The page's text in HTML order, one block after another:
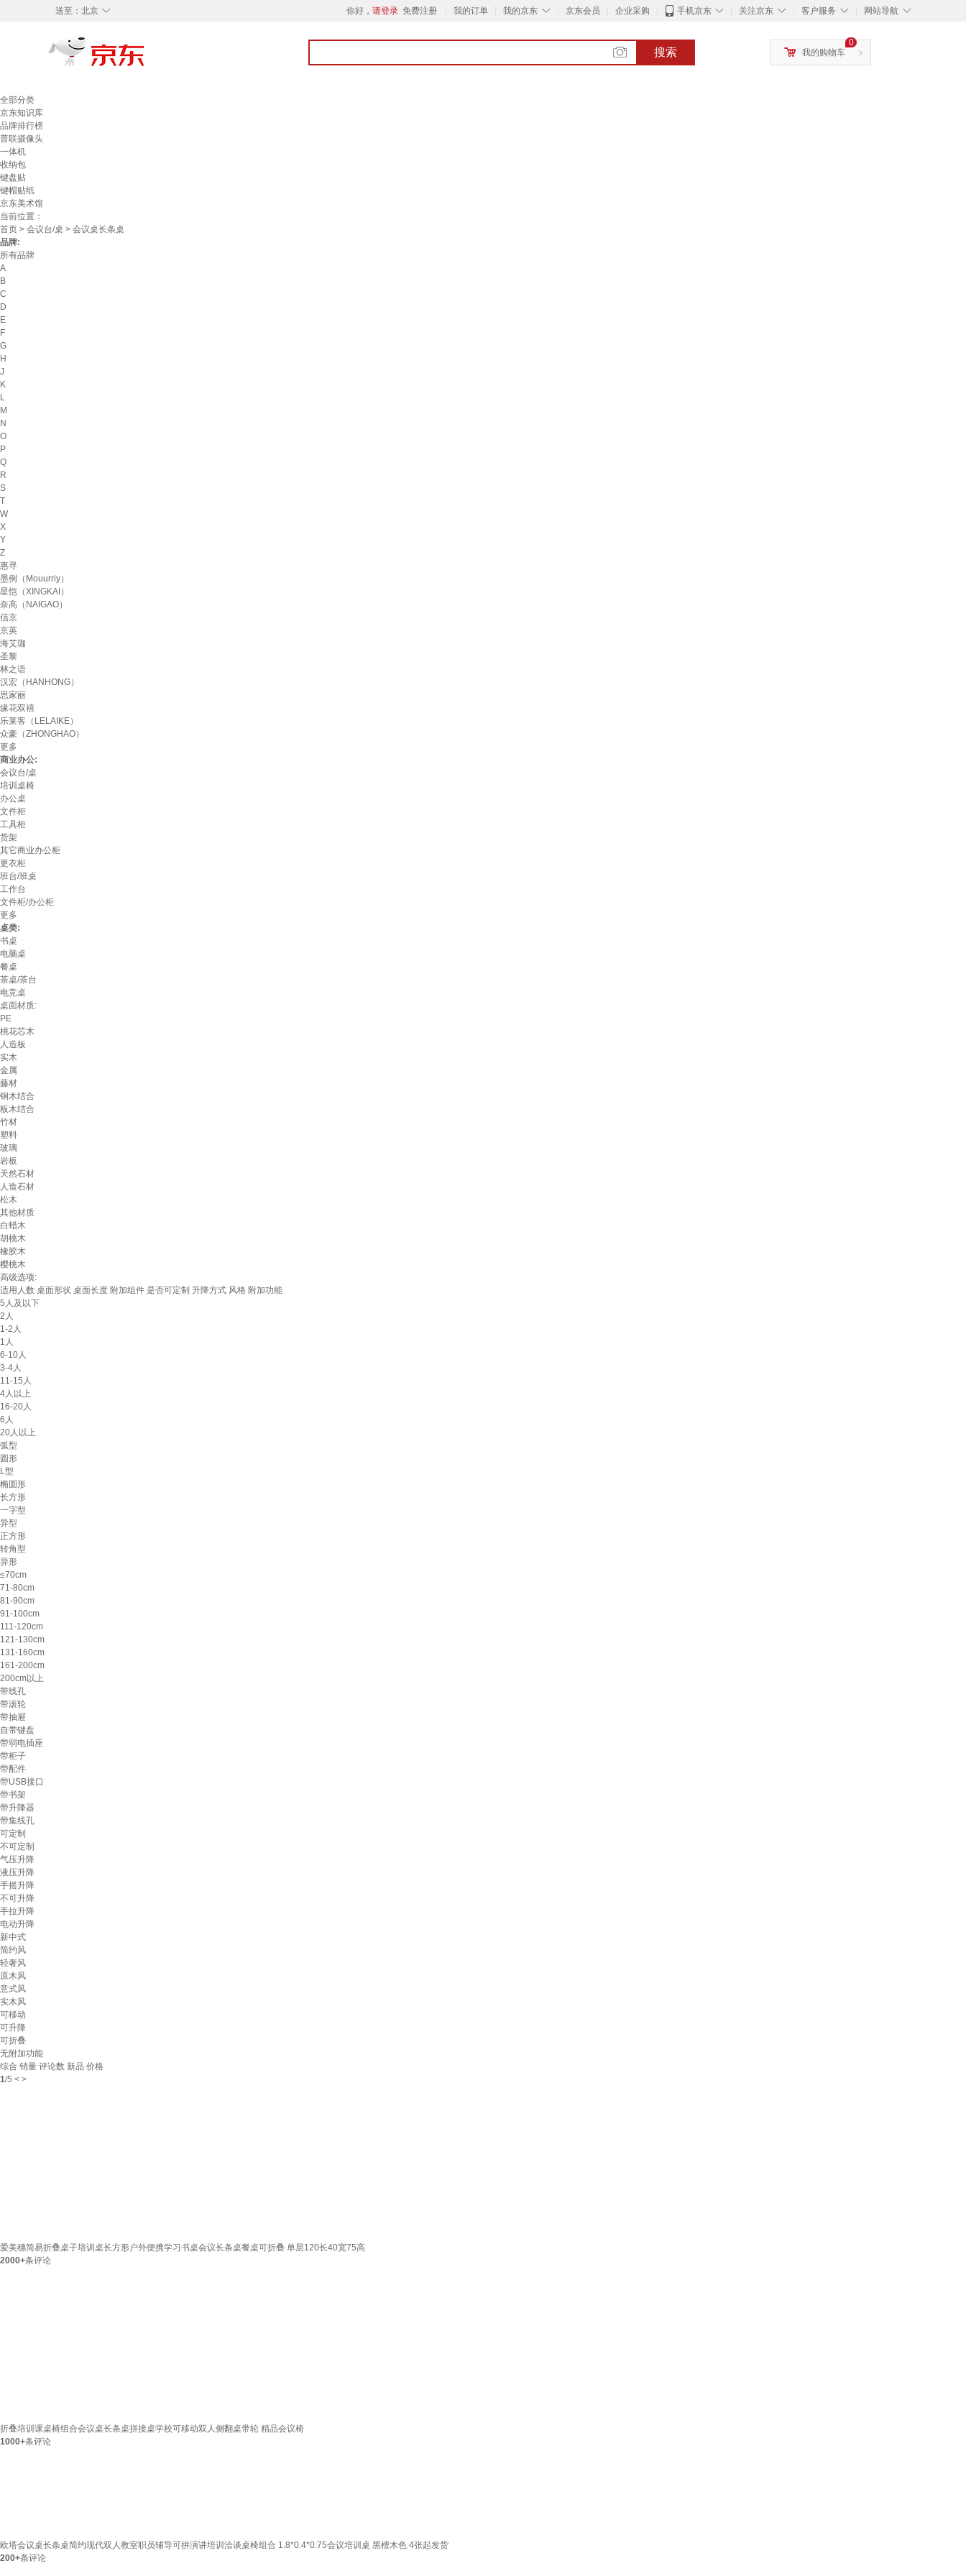
◇
送至： 北京 你好， 请登录 免费注册 我的订单 ◇
我的京东 京东会员 企业采购 ◇
手机京东 ◇
关注京东 ◇
客户服务 ◇
网站导航
搜索 >
0
我的购物车
全部分类
京东知识库
品牌排行榜
普联摄像头
一体机
收纳包
键盘贴
键帽贴纸
京东美术馆
当前位置：
首页 > 会议台/桌 > 会议桌长条桌
品牌:
所有品牌
A
B
C
D
E
F
G
H
J
K
L
M
N
O
P
Q
R
S
T
W
X
Y
Z
惠寻
墨例（Mouurriy）
星恺（XINGKAI）
奈高（NAIGAO）
信京
京英
海艾珈
圣黎
林之语
汉宏（HANHONG）
思家丽
缘花双禧
乐莱客（LELAIKE）
众豪（ZHONGHAO）
更多
商业办公:
会议台/桌
培训桌椅
办公桌
文件柜
工具柜
货架
其它商业办公柜
更衣柜
班台/班桌
工作台
文件柜/办公柜
更多
桌类:
书桌
电脑桌
餐桌
茶桌/茶台
电竞桌
桌面材质:
PE
桃花芯木
人造板
实木
金属
藤材
钢木结合
板木结合
竹材
塑料
玻璃
岩板
天然石材
人造石材
松木
其他材质
白蜡木
胡桃木
橡胶木
樱桃木
高级选项:
适用人数 桌面形状 桌面长度 附加组件 是否可定制 升降方式 风格 附加功能
5人及以下
2人
1-2人
1人
6-10人
3-4人
11-15人
4人以上
16-20人
6人
20人以上
弧型
圆形
L型
椭圆形
长方形
一字型
异型
正方形
转角型
异形
≤70cm
71-80cm
81-90cm
91-100cm
111-120cm
121-130cm
131-160cm
161-200cm
200cm以上
带线孔
带滚轮
带抽屉
自带键盘
带弱电插座
带柜子
带配件
带USB接口
带书架
带升降器
带集线孔
可定制
不可定制
气压升降
液压升降
手摇升降
不可升降
手拉升降
电动升降
新中式
简约风
轻奢风
原木风
意式风
实木风
可移动
可升降
可折叠
无附加功能
综合 销量 评论数 新品 价格
1/5 < >
爱美穗简易折叠桌子培训桌长方形户外便携学习书桌会议长条桌餐桌可折叠 单层120长40宽75高
2000+条评论
折叠培训课桌椅组合会议桌长条桌拼接桌学校可移动双人侧翻桌带轮 精品会议椅
1000+条评论
欧塔会议桌长条桌简约现代双人教室职员辅导可拼演讲培训洽谈桌椅组合 1.8*0.4*0.75会议培训桌 黑檀木色 4张起发货
200+条评论